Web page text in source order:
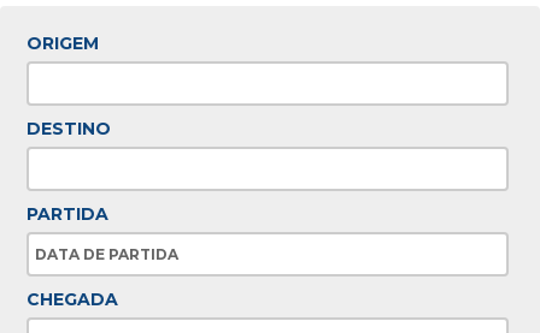
ORIGEM
DESTINO
PARTIDA
CHEGADA